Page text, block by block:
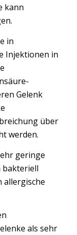
kann
in
Injektionen in
Gelenk
über
werden.
geringe
bakteriell
allergische
als sehr